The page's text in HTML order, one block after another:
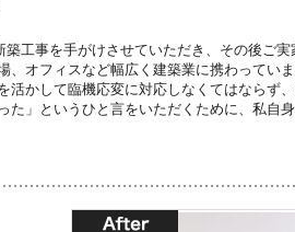
工事を手がけさせていただき、その後ご
、オフィスなど幅広く建築業に携わってい
活かして臨機応変に対応しなくてはならず
た」というひと言をいただくために、私自